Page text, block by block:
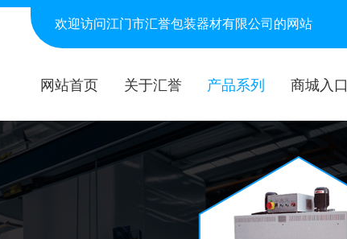
欢迎访问江门市汇誉包装器材有限公司的网站
网站首页 关于汇誉 产品系列 商城入口